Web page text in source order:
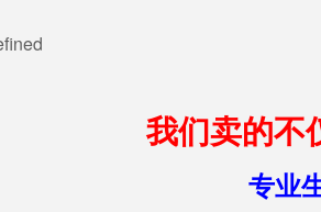
我们卖的不
专业